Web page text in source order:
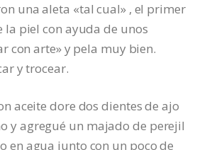
una aleta «tal cual» , el primer
piel con ayuda de unos
con arte» y pela muy bien.
y trocear.
aceite dore dos dientes de ajo
y agregué un majado de perejil
en agua junto con un poco de